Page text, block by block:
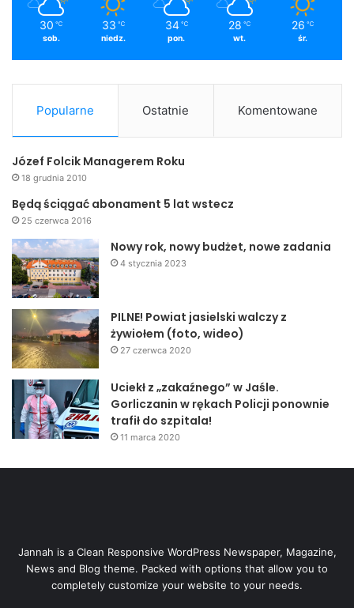
30 ℃
sob.
33 ℃
niedz.
34 ℃
pon.
28 ℃
wt.
26 ℃
śr.
Popularne Ostatnie Komentowane
Józef Folcik Managerem Roku
18 grudnia 2010
Będą ściągać abonament 5 lat wstecz
25 czerwca 2016
Nowy rok, nowy budżet, nowe zadania
4 stycznia 2023
PILNE! Powiat jasielski walczy z
żywiołem (foto, wideo)
27 czerwca 2020
Uciekł z „zakaźnego” w Jaśle.
Gorliczanin w rękach Policji ponownie
trafił do szpitala!
11 marca 2020
Jannah is a Clean Responsive WordPress Newspaper, Magazine,
News and Blog theme. Packed with options that allow you to
completely customize your website to your needs.